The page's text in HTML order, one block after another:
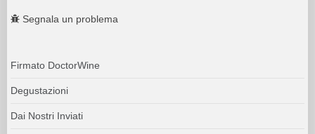
Segnala un problema
Firmato DoctorWine
Degustazioni
Dai Nostri Inviati